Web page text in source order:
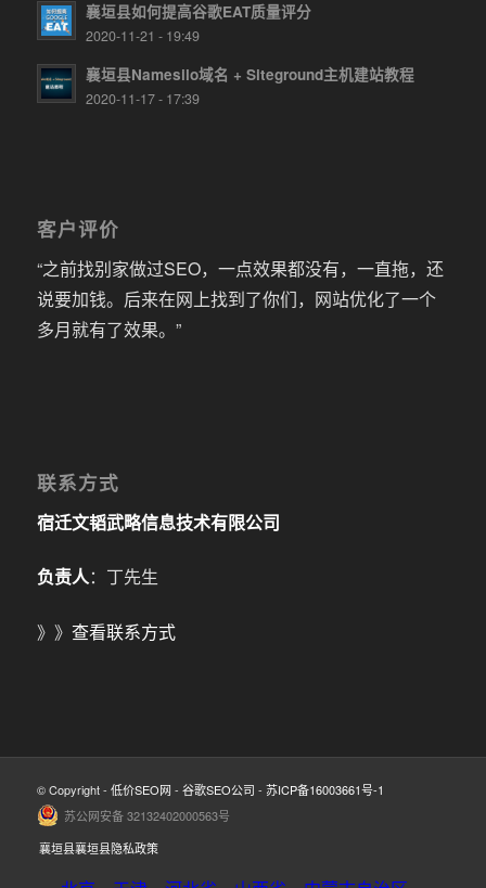
襄垣县如何提高谷歌EAT质量评分
2020-11-21 - 19:49
襄垣县Namesilo域名 + Siteground主机建站教程
2020-11-17 - 17:39
客户评价
“之前找别家做过SEO，一点效果都没有，一直拖，还
说要加钱。后来在网上找到了你们，网站优化了一个
多月就有了效果。”
联系方式
宿迁文韬武略信息技术有限公司
负责人：丁先生
》》 查看联系方式
© Copyright - 低价SEO网 - 谷歌SEO公司 - 苏ICP备16003661号-1
苏公网安备 32132402000563号
襄垣县襄垣县隐私政策